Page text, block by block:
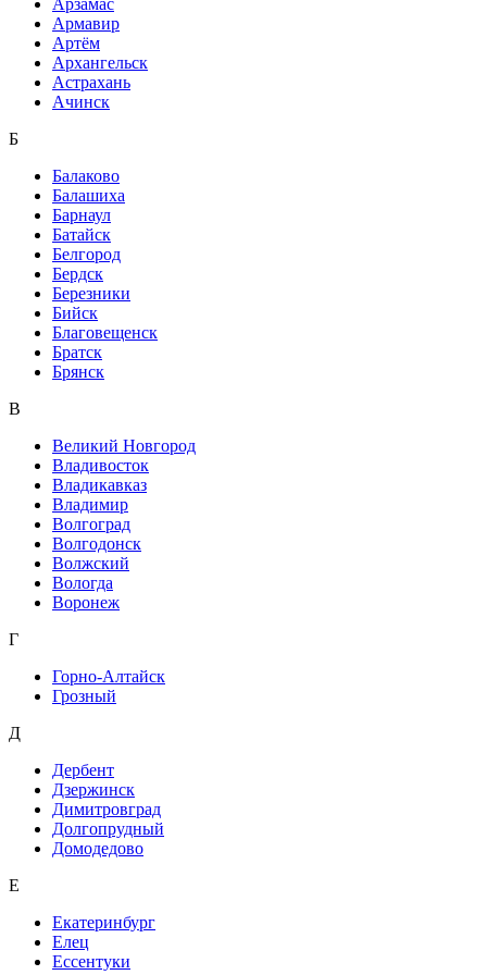
Армавир
Артём
Архангельск
Астрахань
Ачинск
Б
Балаково
Балашиха
Барнаул
Батайск
Белгород
Бердск
Березники
Бийск
Благовещенск
Братск
Брянск
В
Великий Новгород
Владивосток
Владикавказ
Владимир
Волгоград
Волгодонск
Волжский
Вологда
Воронеж
Г
Горно-Алтайск
Грозный
Д
Дербент
Дзержинск
Димитровград
Долгопрудный
Домодедово
Е
Екатеринбург
Елец
Ессентуки